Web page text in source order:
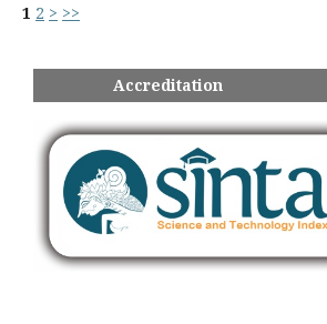
1 2 > >>
Accreditation